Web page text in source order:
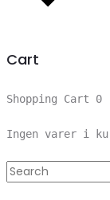
Cart
Shopping Cart 0
Ingen varer i
Search